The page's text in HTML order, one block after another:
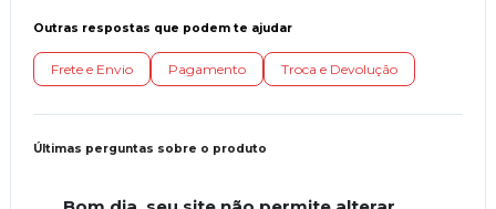
Outras respostas que podem te ajudar
Frete e Envio Pagamento Troca e Devolução
Últimas perguntas sobre o produto